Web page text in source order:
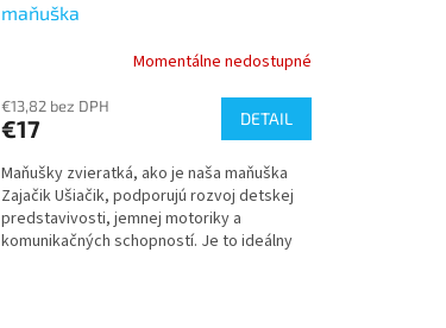
maňuška
Momentálne nedostupné
€13,82 bez DPH
€17 DETAIL
Maňušky zvieratká, ako je naša maňuška
Zajačik Ušiačik, podporujú rozvoj detskej
predstavivosti, jemnej motoriky a
komunikačných schopností. Je to ideálny